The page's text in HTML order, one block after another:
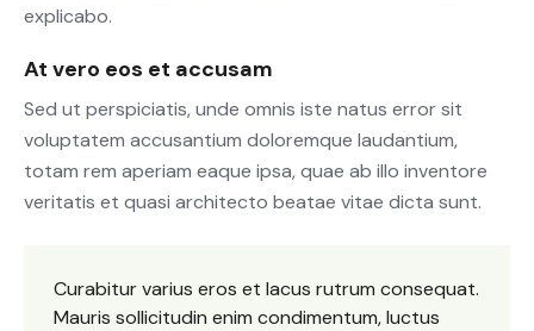
explicabo.
At vero eos et accusam
Sed ut perspiciatis, unde omnis iste natus error sit
voluptatem accusantium doloremque laudantium,
totam rem aperiam eaque ipsa, quae ab illo inventore
veritatis et quasi architecto beatae vitae dicta sunt.
Curabitur varius eros et lacus rutrum consequat.
Mauris sollicitudin enim condimentum, luctus